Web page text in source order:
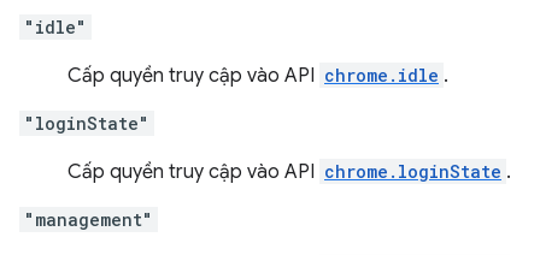
"idle"
Cấp quyền truy cập vào API chrome.idle .
"loginState"
Cấp quyền truy cập vào API chrome.loginState .
"management"